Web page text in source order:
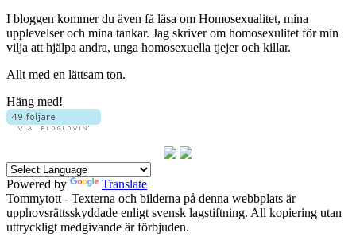
I bloggen kommer du även få läsa om Homosexualitet, mina
upplevelser och mina tankar. Jag skriver om homosexulitet för min
vilja att hjälpa andra, unga homosexuella tjejer och killar.
Allt med en lättsam ton.
Häng med!
Powered by
Translate
Tommytott - Texterna och bilderna på denna webbplats är
upphovsrättsskyddade enligt svensk lagstiftning. All kopiering utan
uttryckligt medgivande är förbjuden.